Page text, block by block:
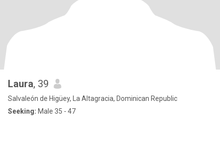
Laura, 39
Salvaleón de Higüey, La Altagracia, Dominican Republic
Seeking: Male 35 - 47